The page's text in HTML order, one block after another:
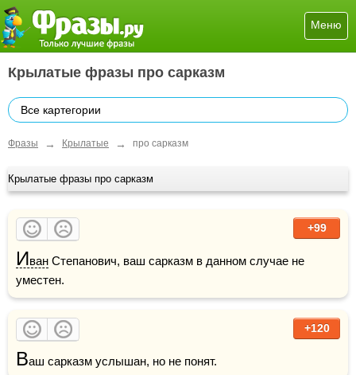
Меню
Крылатые фразы про сарказм
Все картегории
Фразы → Крылатые → про сарказм
Крылатые фразы про сарказм
+99
Иван Степанович, ваш сарказм в данном случае не
уместен.
+120
Ваш сарказм услышан, но не понят.